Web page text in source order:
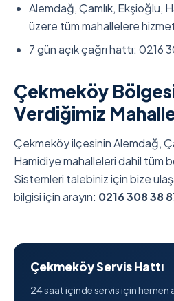
Alemdağ, Çamlık, Ekşioğlu,
üzere tüm mahallelere
7 gün açık çağrı hattı: 0216
Çekmeköy
Verdiğimiz
Çekmeköy ilçesinin Alemdağ,
Hamidiye mahalleleri dahil tüm
Sistemleri talebiniz için bize
bilgisi için arayın: 0216 308 38
Çekmeköy Servis Hattı
24 saat içinde servis için hemen